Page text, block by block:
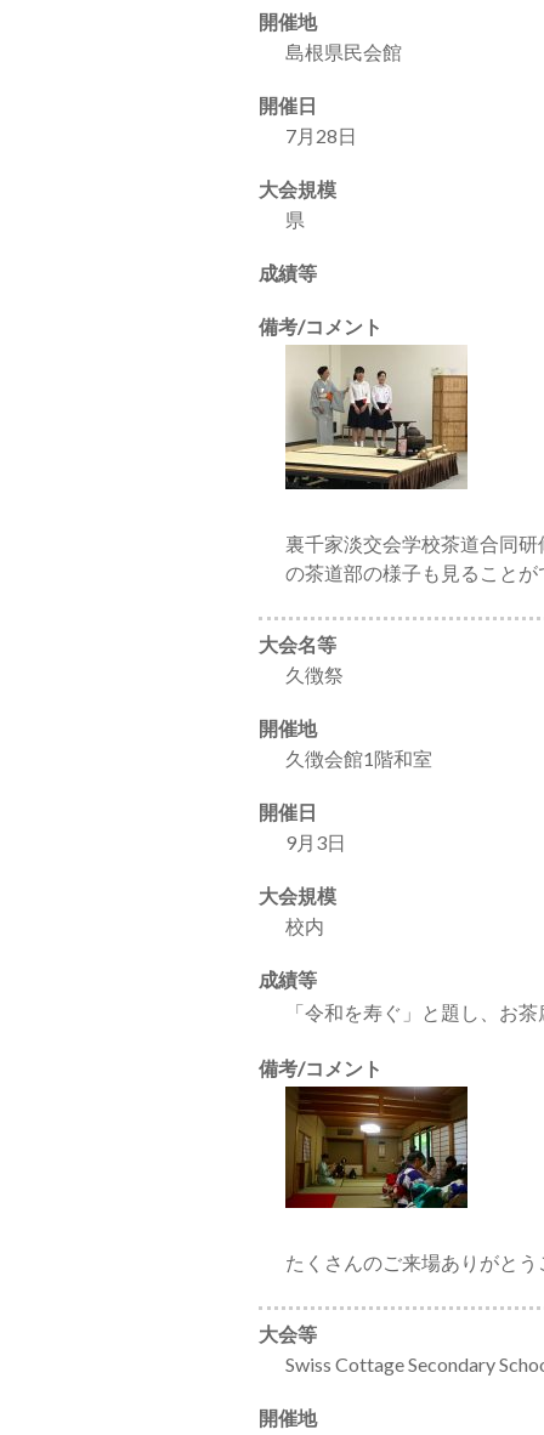
開催地
島根県民会館
開催日
7月28日
大会規模
県
成績等
備考/コメント
裏千家淡交会学校茶道合同
の茶道部の様子も見ることが
大会名等
久徴祭
開催地
久徴会館1階和室
開催日
9月3日
大会規模
校内
成績等
「令和を寿ぐ」と題し、お茶
備考/コメント
たくさんのご来場ありがとう
大会等
Swiss Cottage Secondary
開催地